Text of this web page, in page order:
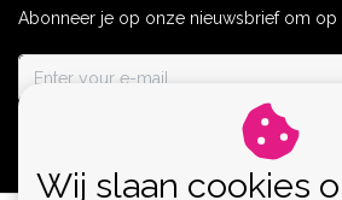
Abonneer je op onze nieuwsbrief om op
Wij slaan cookies